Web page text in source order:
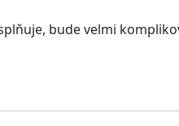
bude velmi